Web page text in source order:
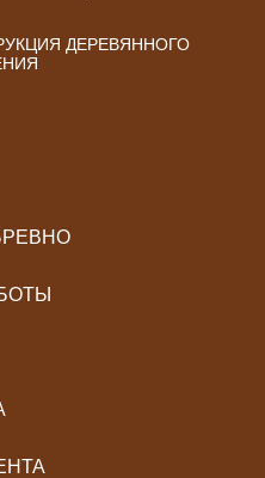
ДЕРЕВЯННОГО